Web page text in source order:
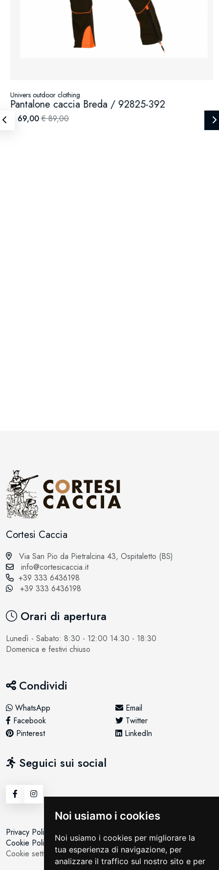
Noi usiamo i cookies
Noi usiamo i cookies per migliorare la
tua esperienza di navigazione, per
analizzare il traffico sul nostro sito e per
Univers outdoor clothing
Pantalone caccia Breda / 92825-392
€ 69,00€ 89,00
Cortesi Caccia
Via San Pio da Pietralcina 43, Ospitaletto (BS)
info@cortesicaccia.it
+39 333 6436198
+39 333 6436198
Orari di apertura
Lunedì - Sabato: 8:30 - 12:00 14:30 - 18:30
Domenica e festivi chiuso
Condividi
WhatsApp
Email
Facebook
Twitter
Pinterest
LinkedIn
Seguici sui social
Privacy Policy
Cookie Policy
Cookie setting